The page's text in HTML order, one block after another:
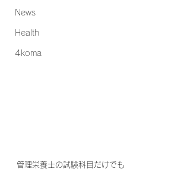
News
Health
4koma
管理栄養士の試験科目だけでも